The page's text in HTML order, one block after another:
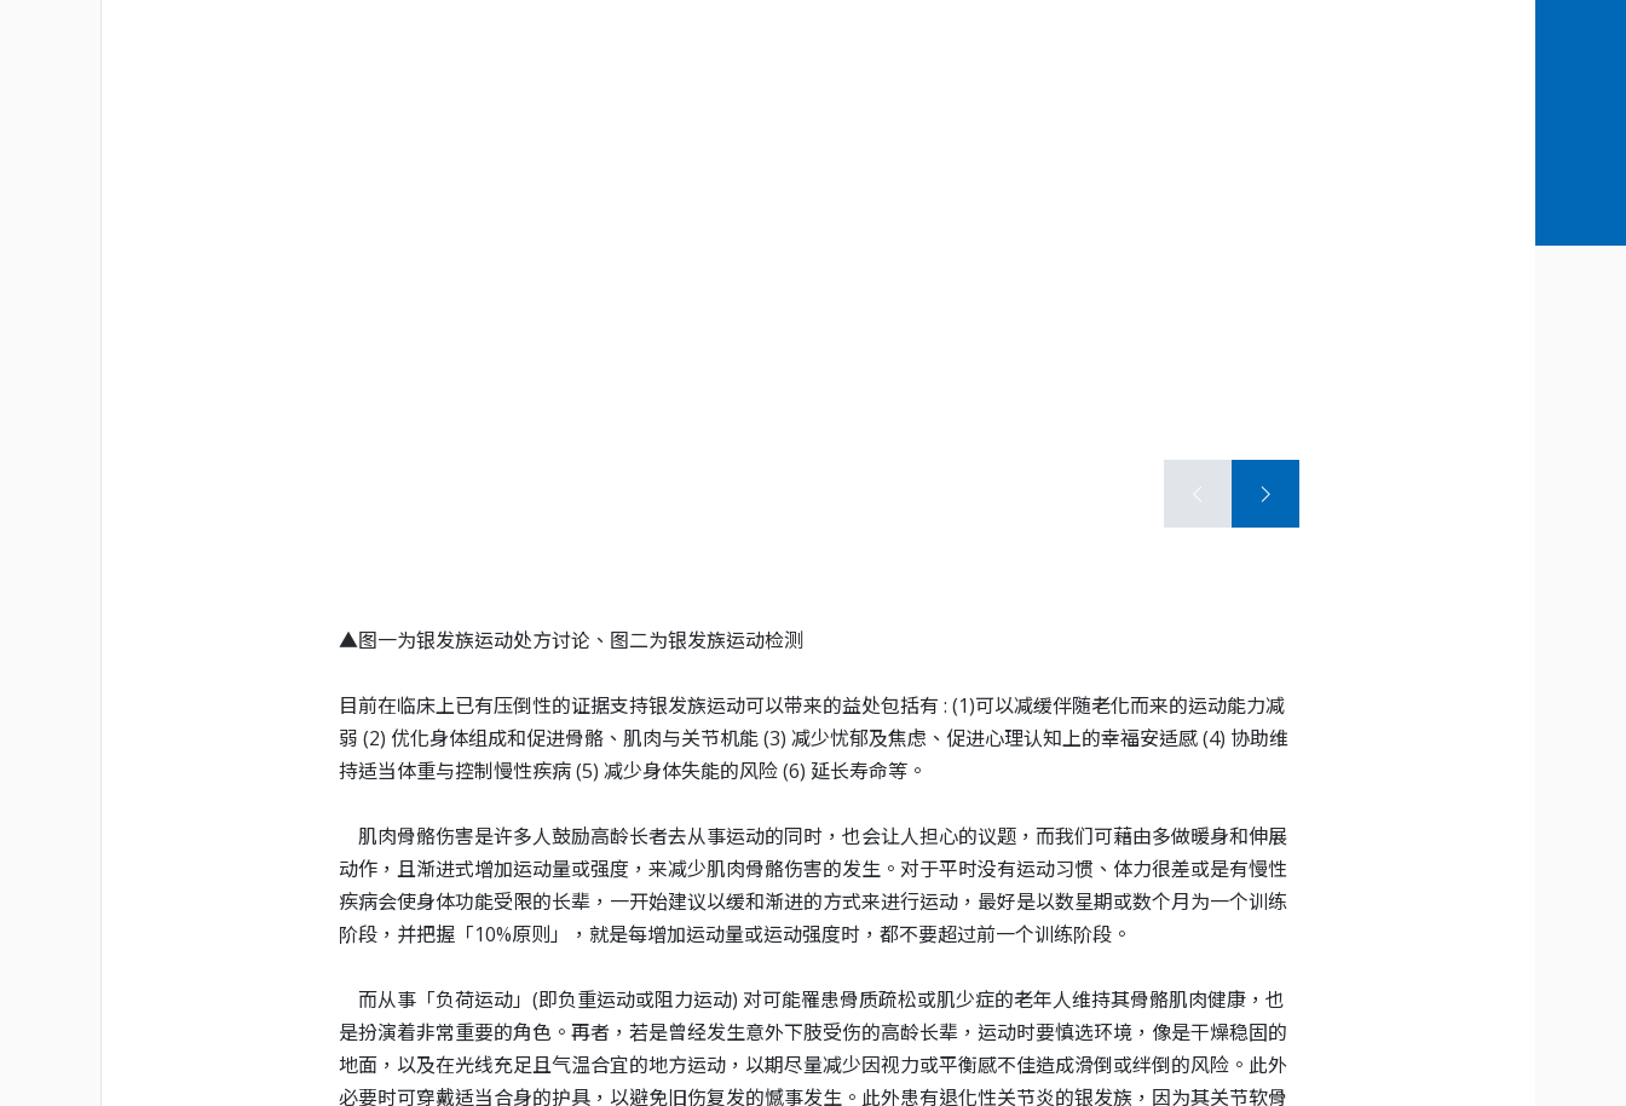
▲图一为银发族运动处方讨论、图二为银发族运动检测
目前在临床上已有压倒性的证据支持银发族运动可以带来的益处包括有 : (1)可以减缓伴随老化而来的运动能力减
弱 (2) 优化身体组成和促进骨骼、肌肉与关节机能(3) 减少忧郁及焦虑、促进心理认知上的幸福安适感(4) 协助维
持适当体重与控制慢性疾病(5) 减少身体失能的风险(6) 延长寿命等。
肌肉骨骼伤害是许多人鼓励高龄长者去从事运动的同时，也会让人担心的议题，而我们可藉由多做暖身和伸展
动作，且渐进式增加运动量或强度，来减少肌肉骨骼伤害的发生。对于平时没有运动习惯、体力很差或是有慢性
疾病会使身体功能受限的长辈，一开始建议以缓和渐进的方式来进行运动，最好是以数星期或数个月为一个训练
阶段，并把握「10%原则」，就是每增加运动量或运动强度时，都不要超过前一个训练阶段。
而从事「负荷运动」 (即负重运动或阻力运动) 对可能罹患骨质疏松或肌少症的老年人维持其骨骼肌肉健康，也
是扮演着非常重要的角色。再者，若是曾经发生意外下肢受伤的高龄长辈，运动时要慎选环境，像是干燥稳固的
地面，以及在光线充足且气温合宜的地方运动，以期尽量减少因视力或平衡感不佳造成滑倒或绊倒的风险。此外
必要时可穿戴适当合身的护具，以避免旧伤复发的憾事发生。此外患有退化性关节炎的银发族，因为其关节软骨